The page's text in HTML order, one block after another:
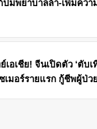
ก้ปมพยาบาลล้า-เพิ่มคว
อเชีย! จีนเปิดตัว ‘ตับเ
เมอร์รายแรก กู้ชีพผู้ป่ว